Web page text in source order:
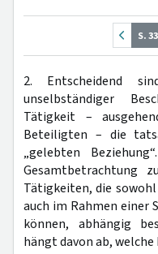
S.
2. Entscheidend
unselbständiger
Tätigkeit –
Beteiligten – die
„gelebten
Gesamtbetrachtung
Tätigkeiten, die
auch im Rahmen einer
können, abhängig
hängt davon ab,